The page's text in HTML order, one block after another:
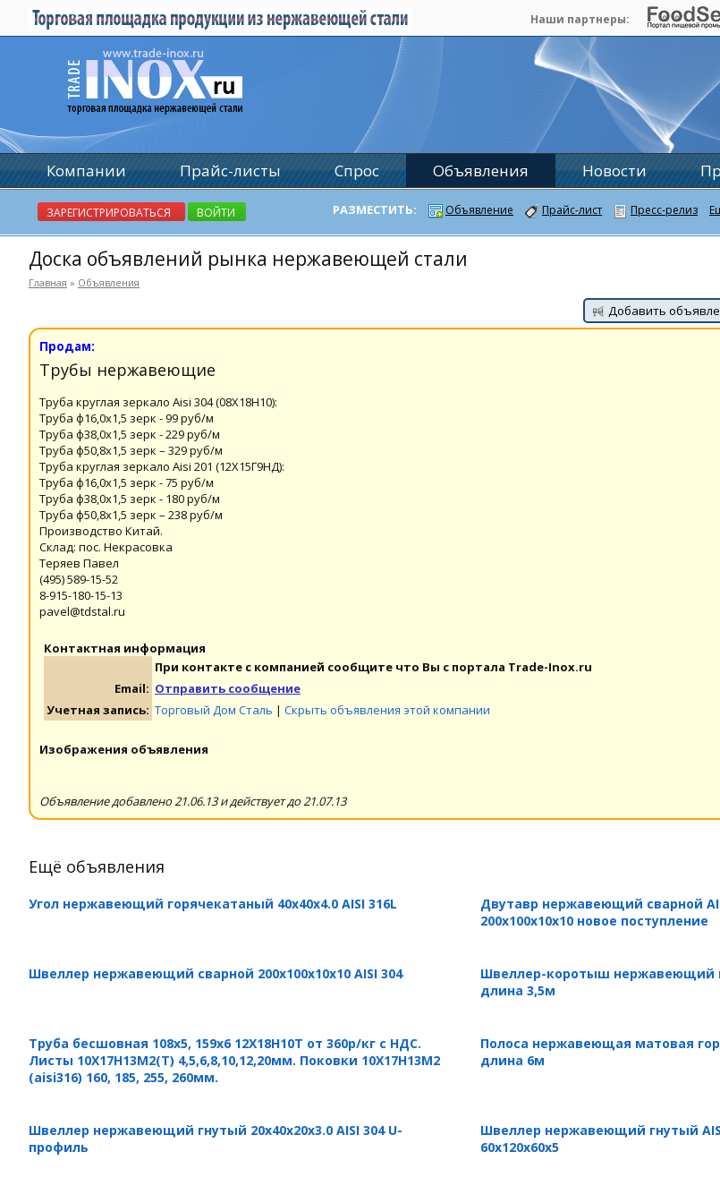
Доска объявлений рынка нержавеющей стали
Главная » Объявления
Добавить
Продам:
Трубы нержавеющие
Труба круглая зеркало Aisi 304 (08Х18Н10):
Труба ф16,0х1,5 зерк - 99 руб/м
Труба ф38,0х1,5 зерк - 229 руб/м
Труба ф50,8х1,5 зерк – 329 руб/м
Труба круглая зеркало Aisi 201 (12Х15Г9НД):
Труба ф16,0х1,5 зерк - 75 руб/м
Труба ф38,0х1,5 зерк - 180 руб/м
Труба ф50,8х1,5 зерк – 238 руб/м
Производство Китай.
Склад: пос. Некрасовка
Теряев Павел
(495) 589-15-52
8-915-180-15-13
pavel@tdstal.ru
Контактная информация
При контакте с компанией сообщите что Вы с портала Trade-Inox.ru
Email: Отправить сообщение
Учетная запись: Торговый Дом Сталь | Скрыть объявления этой компании
Изображения объявления
Объявление добавлено 21.06.13 и действует до 21.07.13
Ещё объявления
Угол нержавеющий горячекатаный 40х40х4.0 AISI 316L
Двутавр нержавеющий сварной
200х100х10х10 новое поступление
Швеллер нержавеющий сварной 200х100х10х10 AISI 304
Швеллер-коротыш нержавеющий
длина 3,5м
Труба бесшовная 108х5, 159х6 12Х18Н10Т от 360р/кг с НДС.
Листы 10Х17Н13М2(Т) 4,5,6,8,10,12,20мм. Поковки 10Х17Н13М2
(aisi316) 160, 185, 255, 260мм.
Полоса нержавеющая матовая
длина 6м
Швеллер нержавеющий гнутый 20х40х20х3.0 AISI 304 U-
профиль
Швеллер нержавеющий гнутый AISI
60х120х60х5
Наши партнеры:
Компании Прайс-листы Спрос Объявления Новости
ЗАРЕГИСТРИРОВАТЬСЯ ВОЙТИ РАЗМЕСТИТЬ: Объявление Прайс-лист Пресс-релиз